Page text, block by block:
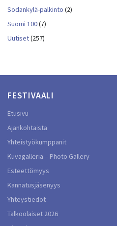
Sodankylä-palkinto (2)
Suomi 100(7)
Uutiset(257)
FESTIVAALI
Etusivu
Ajankohtaista
Yhteistyökumppanit
Kuvagalleria – Photo Gallery
Esteettömyys
Kannatusjäsenyys
Yhteystiedot
Talkoolaiset 2026